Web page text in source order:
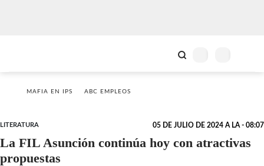
MAFIA EN IPS ABC EMPLEOS
LITERATURA 05 DE JULIO DE 2024 A LA - 08:07
La FIL Asunción continúa hoy con atractivas
propuestas